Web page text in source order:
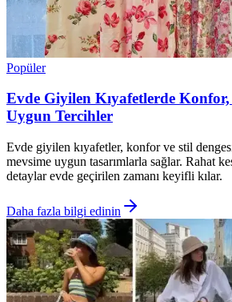
Popüler
Evde Giyilen Kıyafetlerde
Uygun Tercihler
Evde giyilen kıyafetler, konfor ve stil
mevsime uygun tasarımlarla sağlar. Rahat
detaylar evde geçirilen zamanı keyifli kılar.
Daha fazla bilgi edinin